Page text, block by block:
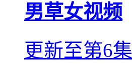
男草女视频
更新至第6集